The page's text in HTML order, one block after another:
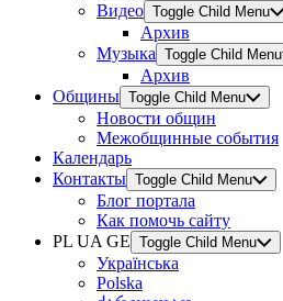
Видео Toggle Child Menu
Архив
Музыка Toggle Child Menu
Архив
Общины Toggle Child Menu
Новости общин
Межобщинные события
Календарь
Контакты Toggle Child Menu
Блог портала
Как помочь сайту
PL UA GE Toggle Child Menu
Українська
Polska